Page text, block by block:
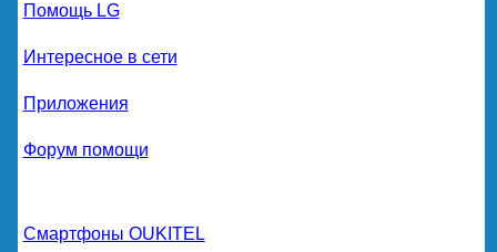
Помощь LG
Интересное в сети
Приложения
Форум помощи
Смартфоны OUKITEL